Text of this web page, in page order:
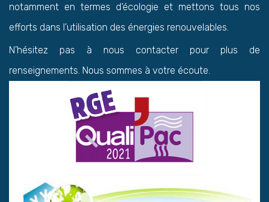
notamment en termes d’écologie et mettons tous nos
efforts dans l’utilisation des énergies renouvelables.
N’hésitez pas à nous contacter pour plus de
renseignements. Nous sommes à votre écoute.